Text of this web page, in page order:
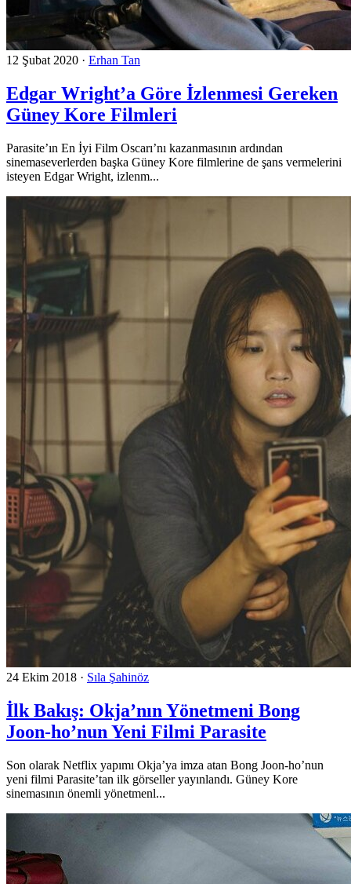
12 Şubat 2020 · Erhan Tan
Edgar Wright’a Göre İzlenmesi Gereken
Güney Kore Filmleri
Parasite’ın En İyi Film Oscarı’nı kazanmasının ardından
sinemaseverlerden başka Güney Kore filmlerine de şans vermelerini
isteyen Edgar Wright, izlenm...
24 Ekim 2018 · Sıla Şahinöz
İlk Bakış: Okja’nın Yönetmeni Bong
Joon-ho’nun Yeni Filmi Parasite
Son olarak Netflix yapımı Okja’ya imza atan Bong Joon-ho’nun
yeni filmi Parasite’tan ilk görseller yayınlandı. Güney Kore
sinemasının önemli yönetmenl...